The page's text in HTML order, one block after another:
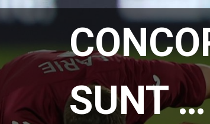
SUNT …